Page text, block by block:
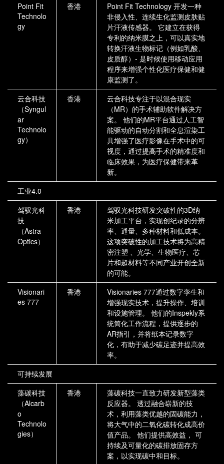
Point Fit
Technolo
gy
香港
Point Fit Technology 开发一种
非侵入性、连续生化监测皮肤贴
片汗液传感器。 它建立在获得
专利的纳米膜之上，可以真实地
转换汗液生物标记（例如乳酸、
皮质醇）- 是时候使用移动应用
程序来增强个性化医疗保健和健
康监测了。
云合科技
（Syngul
ar
Technolo
gy）
香港
云合科技专注于以混合现实
（MR）的手术辅助软件解决方
案。 他们的MR平台通过人工智
能驱动的自动分割和全息渲染工
具增强了医疗影像在手术中的可
视度，通过提高手术的精准度和
临床效果，为医疗保健带来革
新。
工业4.0
驾驭光科
技
（Astra
Optics）
香港
驾驭光科技研发突破性的3D纳
米加工平台，实现创纪录的分辨
率、通量、多种材料和低成本。
这项突破性的加工技术将为高精
密注塑 、光学、生物医疗、芯
片和超材料等不同产业开创全新
的可能。
Visionari
es 777
香港
Visionaries 777通过数字孪生和
增强现实技术，提升操作、培训
和设施管理。 他们的Inspekly系
统简化工作流程，提供逐步的
AR指引，并将纸本记录数字
化，有助于减少碳足迹并提高效
率。
可持续发展
藻碳科技
（Alcarb
o
Technolo
gies）
香港
藻碳科技一直致力研发新型藻类
反应器。 透过融合崭新的技
术，利用藻类优越的固碳能力，
将大气中的二氧化碳转化成高价
值产品。 他们提供高效益， 可
持续及可量化的碳排放固存方
案，以实现碳中和目标。